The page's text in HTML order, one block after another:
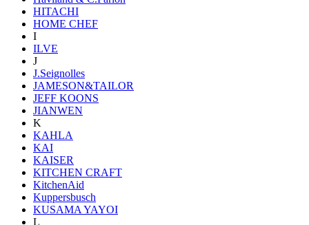
HITACHI
HOME CHEF
I
ILVE
J
J.Seignolles
JAMESON&TAILOR
JEFF KOONS
JIANWEN
K
KAHLA
KAI
KAISER
KITCHEN CRAFT
KitchenAid
Kuppersbusch
KUSAMA YAYOI
L